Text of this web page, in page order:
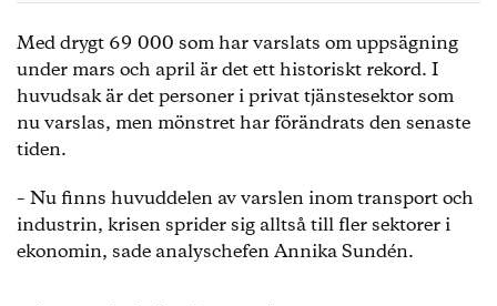
Med drygt 69 000 som har varslats om uppsägning
under mars och april är det ett historiskt rekord. I
huvudsak är det personer i privat tjänstesektor som
nu varslas, men mönstret har förändrats den senaste
tiden.
– Nu finns huvuddelen av varslen inom transport och
industrin, krisen sprider sig alltså till fler sektorer i
ekonomin, sade analyschefen Annika Sundén.